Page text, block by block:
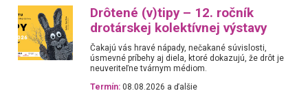
Drôtené (v)tipy – 12. ročník
drotárskej kolektívnej výstavy
Čakajú vás hravé nápady, nečakané súvislosti,
úsmevné príbehy aj diela, ktoré dokazujú, že drôt je
neuveriteľne tvárnym médiom.
Termín: 08.08.2026 a ďalšie